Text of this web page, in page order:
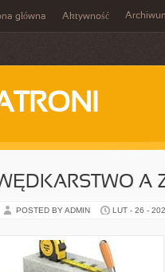
główna Aktywność
A
POSTED BY ADMIN LUT - 26 -